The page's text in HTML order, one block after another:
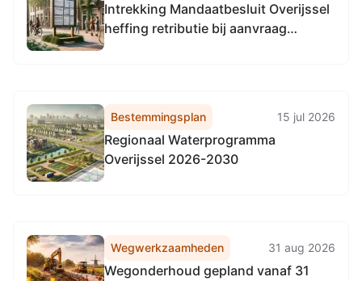
Intrekking Mandaatbesluit Overijssel
heffing retributie bij aanvraag
Bestemmingsplan 15 jul 2026
Regionaal Waterprogramma
Overijssel 2026-2030
Wegwerkzaamheden 31 aug 2026
Wegonderhoud gepland vanaf 31